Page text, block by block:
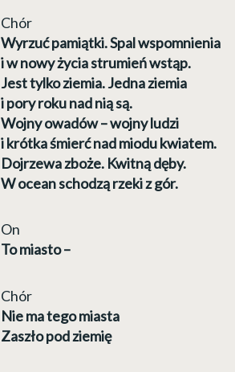
Chór
Wyrzuć pamiątki. Spal wspomnienia
i w nowy życia strumień wstąp.
Jest tylko ziemia. Jedna ziemia
i pory roku nad nią są.
Wojny owadów – wojny ludzi
i krótka śmierć nad miodu kwiatem.
Dojrzewa zboże. Kwitną dęby.
W ocean schodzą rzeki z gór.
On
To miasto –
Chór
Nie ma tego miasta
Zaszło pod ziemię